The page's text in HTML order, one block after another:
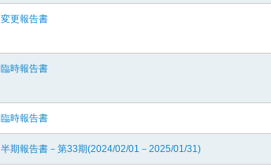
変更報告書
臨時報告書
臨時報告書
半期報告書－第33期(2024/02/01－2025/01/31)